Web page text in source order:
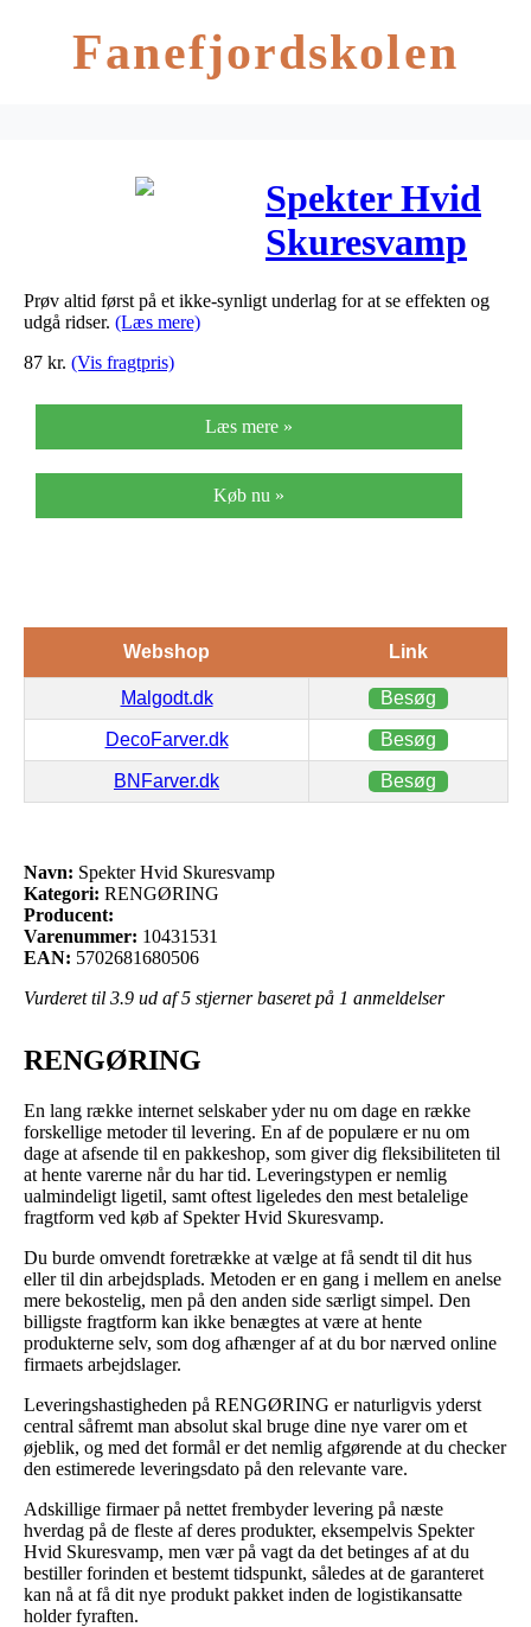
Fanefjordskolen
Spekter Hvid
Skuresvamp
Prøv altid først på et ikke-synligt underlag for at se effekten og
udgå ridser. (Læs mere)
87 kr. (Vis fragtpris)
Læs mere »
Køb nu »
Webshop Link
Malgodt.dk Besøg
DecoFarver.dk Besøg
BNFarver.dk Besøg
Navn: Spekter Hvid Skuresvamp
Kategori: RENGØRING
Producent:
Varenummer: 10431531
EAN: 5702681680506
Vurderet til 3.9 ud af 5 stjerner baseret på 1 anmeldelser
RENGØRING
En lang række internet selskaber yder nu om dage en række
forskellige metoder til levering. En af de populære er nu om
dage at afsende til en pakkeshop, som giver dig fleksibiliteten til
at hente varerne når du har tid. Leveringstypen er nemlig
ualmindeligt ligetil, samt oftest ligeledes den mest betalelige
fragtform ved køb af Spekter Hvid Skuresvamp.
Du burde omvendt foretrække at vælge at få sendt til dit hus
eller til din arbejdsplads. Metoden er en gang i mellem en anelse
mere bekostelig, men på den anden side særligt simpel. Den
billigste fragtform kan ikke benægtes at være at hente
produkterne selv, som dog afhænger af at du bor nærved online
firmaets arbejdslager.
Leveringshastigheden på RENGØRING er naturligvis yderst
central såfremt man absolut skal bruge dine nye varer om et
øjeblik, og med det formål er det nemlig afgørende at du checker
den estimerede leveringsdato på den relevante vare.
Adskillige firmaer på nettet frembyder levering på næste
hverdag på de fleste af deres produkter, eksempelvis Spekter
Hvid Skuresvamp, men vær på vagt da det betinges af at du
bestiller forinden et bestemt tidspunkt, således at de garanteret
kan nå at få dit nye produkt pakket inden de logistikansatte
holder fyraften.